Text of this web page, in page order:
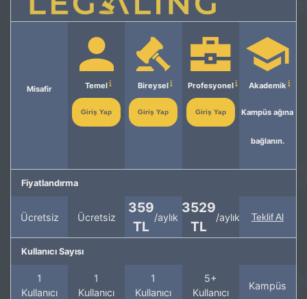
Misafir Temel
Giriş Yap
Bireysel
Giriş Yap
Profesyonel
Giriş Yap
Akademik
Kampüs ağına
bağlanın.
Fiyatlandırma
Ücretsiz Ücretsiz
359
TL
/aylık
3529
TL
/aylık Teklif Al
Kullanıcı Sayısı
1
Kullanıcı
1
Kullanıcı
1
Kullanıcı
5+
Kullanıcı
Kampüs